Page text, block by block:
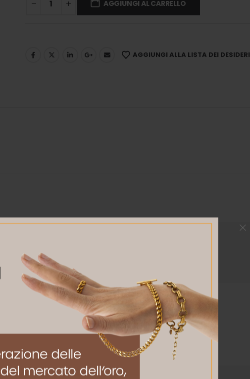
AGGIUNGI AL CARRELLO
AGGIUNGI ALLA LISTA DEI DESIDERI